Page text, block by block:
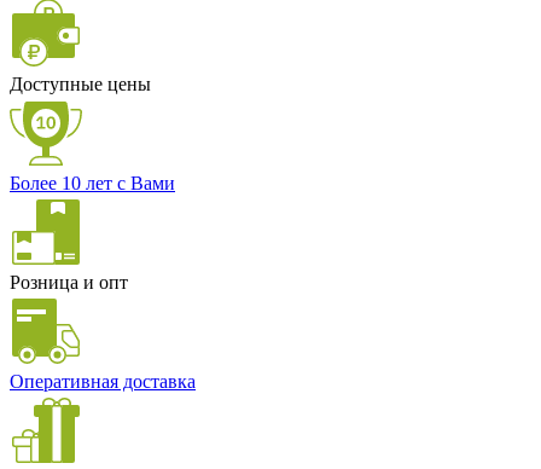
Доступные цены
Более 10 лет с Вами
Розница и опт
Оперативная доставка